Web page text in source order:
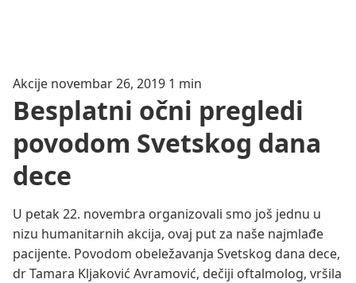
Akcije novembar 26, 2019 1 min
Besplatni očni pregledi
povodom Svetskog dana
dece
U petak 22. novembra organizovali smo još jednu u
nizu humanitarnih akcija, ovaj put za naše najmlađe
pacijente. Povodom obeležavanja Svetskog dana dece,
dr Tamara Kljaković Avramović, dečiji oftalmolog, vršila